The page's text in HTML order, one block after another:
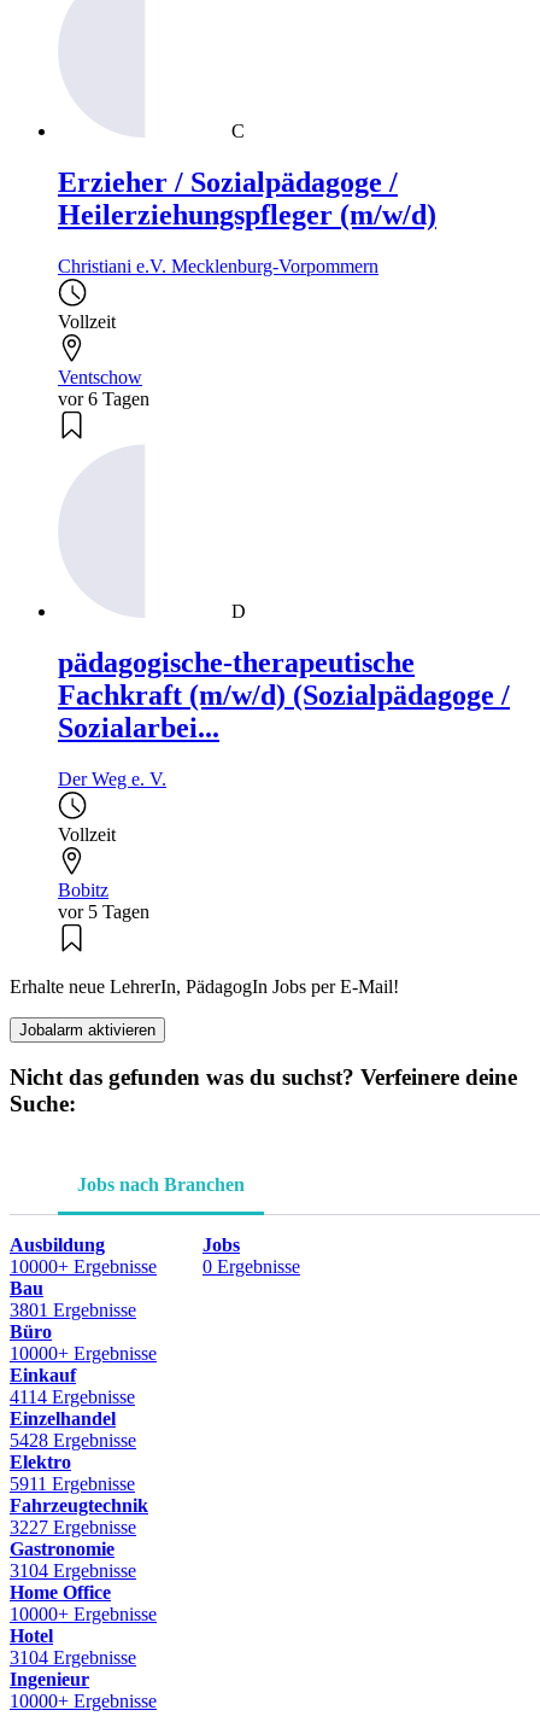
C
Erzieher / Sozialpädagoge /
Heilerziehungspfleger (m/w/d)
Christiani e.V. Mecklenburg-Vorpommern
Vollzeit
Ventschow
vor 6 Tagen
D
pädagogische-therapeutische
Fachkraft (m/w/d) (Sozialpädagoge /
Sozialarbei...
Der Weg e. V.
Vollzeit
Bobitz
vor 5 Tagen
Erhalte neue LehrerIn, PädagogIn Jobs per E-Mail!
Jobalarm aktivieren
Nicht das gefunden was du suchst? Verfeinere deine
Suche:
Jobs nach Branchen
Ausbildung
10000+ Ergebnisse
Bau
3801 Ergebnisse
Büro
10000+ Ergebnisse
Einkauf
4114 Ergebnisse
Einzelhandel
5428 Ergebnisse
Elektro
5911 Ergebnisse
Fahrzeugtechnik
3227 Ergebnisse
Gastronomie
3104 Ergebnisse
Home Office
10000+ Ergebnisse
Hotel
3104 Ergebnisse
Ingenieur
10000+ Ergebnisse
Jobs
0 Ergebnisse